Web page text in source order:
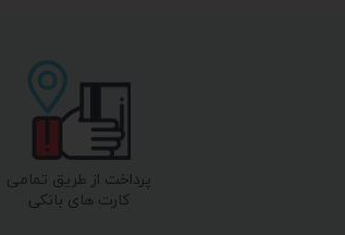
پرداخت از طریق تمامی
کارت های بانکی